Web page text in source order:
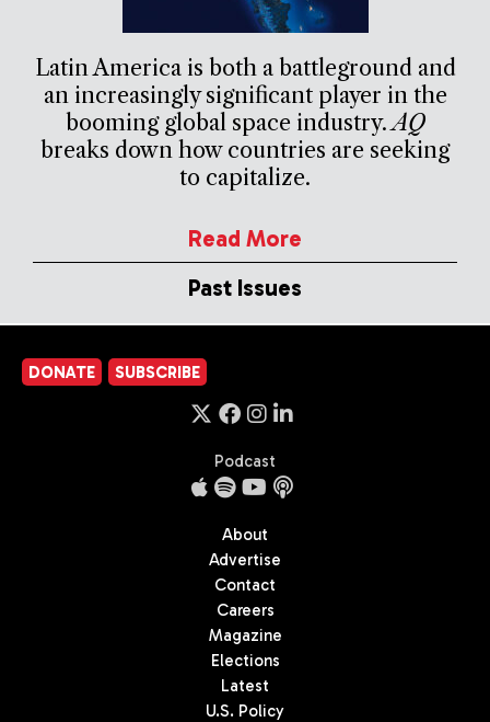
Latin America is both a battleground and
an increasingly significant player in the
booming global space industry.AQ
breaks down how countries are seeking
to capitalize.
Read More
Past Issues
DONATE SUBSCRIBE
Podcast
About
Advertise
Contact
Careers
Magazine
Elections
Latest
U.S. Policy